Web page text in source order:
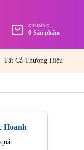
GIỎ HÀNG
0 Sản phẩm
Tất Cả Thương Hiệu
Hoanh